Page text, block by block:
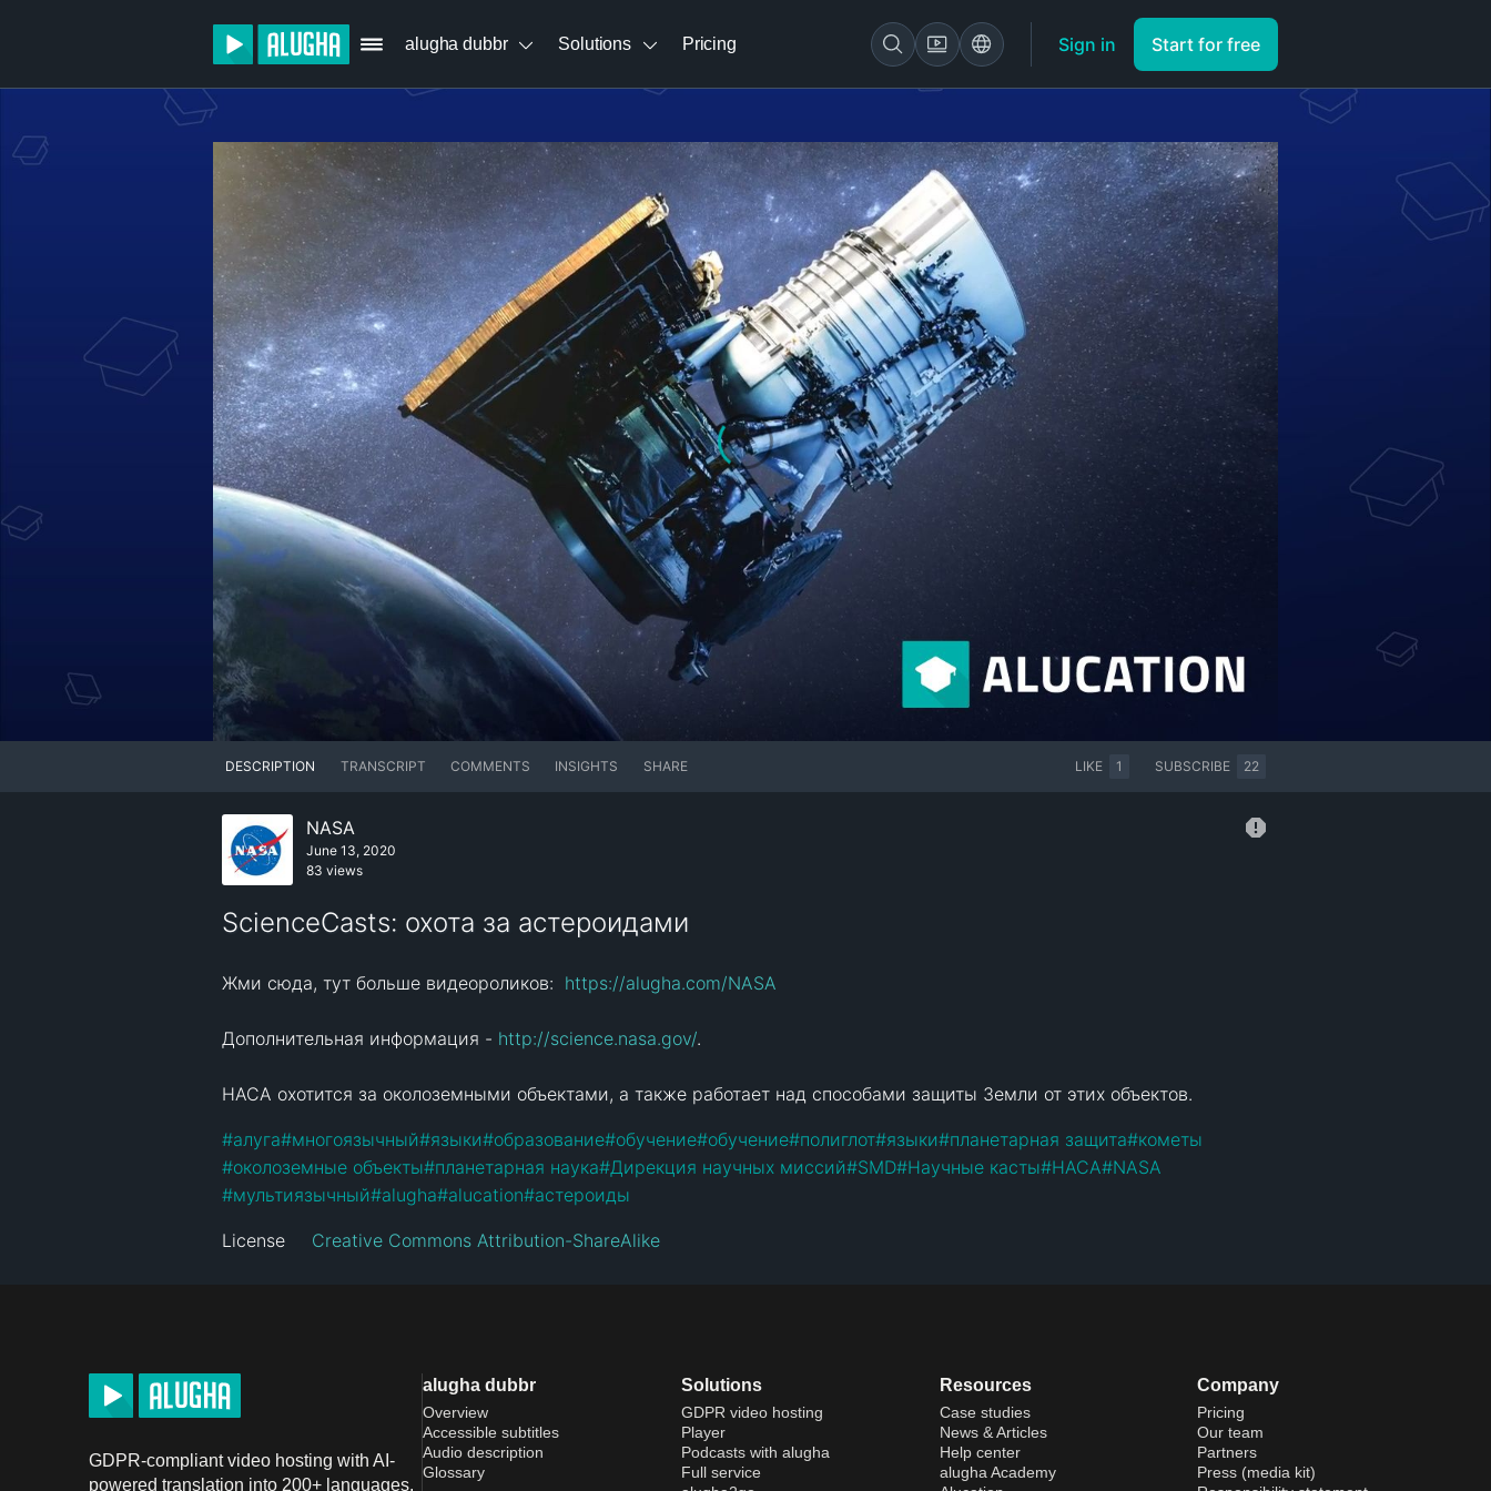
alugha dubbr Solutions Pricing Sign in Start for free
DESCRIPTION TRANSCRIPT COMMENTS INSIGHTS SHARE LIKE 1 SUBSCRIBE 22
NASA
June 13, 2020
83 views
ScienceCasts: охота за астероидами
Жми сюда, тут больше видеороликов: https://alugha.com/NASA
Дополнительная информация - http://science.nasa.gov/.
НАСА охотится за околоземными объектами, а также работает над способами защиты Земли от этих объектов.
#алуга#многоязычный#языки#образование#обучение#обучение#полиглот#языки#планетарная защита#кометы
#околоземные объекты#планетарная наука#Дирекция научных миссий#SMD#Научные касты#НАСА#NASA
#мультиязычный#alugha#alucation#астероиды
License Creative Commons Attribution-ShareAlike
GDPR-compliant video hosting with AI-
powered translation into 200+ languages.
alugha dubbr
Overview
Accessible subtitles
Audio description
Glossary
Solutions
GDPR video hosting
Player
Podcasts with alugha
Full service
Resources
Case studies
News & Articles
Help center
alugha Academy
Company
Pricing
Our team
Partners
Press (media kit)